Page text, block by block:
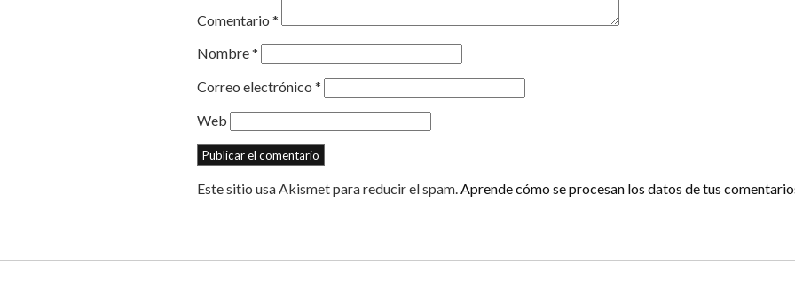
Comentario *
Nombre*
Correo electrónico *
Web
Este sitio usa Akismet para reducir el spam.Aprende cómo se procesan los datos de tus